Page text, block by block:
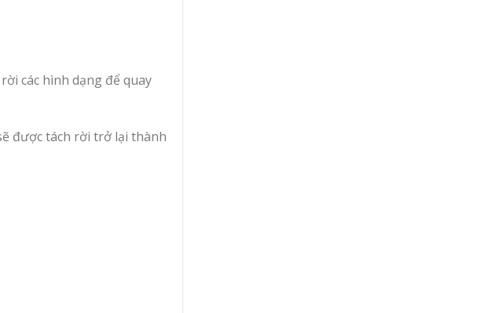
các hình dạng để quay
được tách rời trở lại thành